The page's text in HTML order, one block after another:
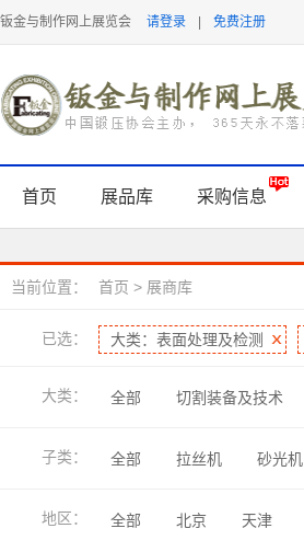
钣金与制作网上展览会 请登录 免费注册
首页 展品库 采购信息
当前位置： 首页 > 展商库
已选： 大类：表面处理及检测
大类： 全部 切割装备及技术
子类：
全部 拉丝机 砂光机
地区： 全部 北京 天津